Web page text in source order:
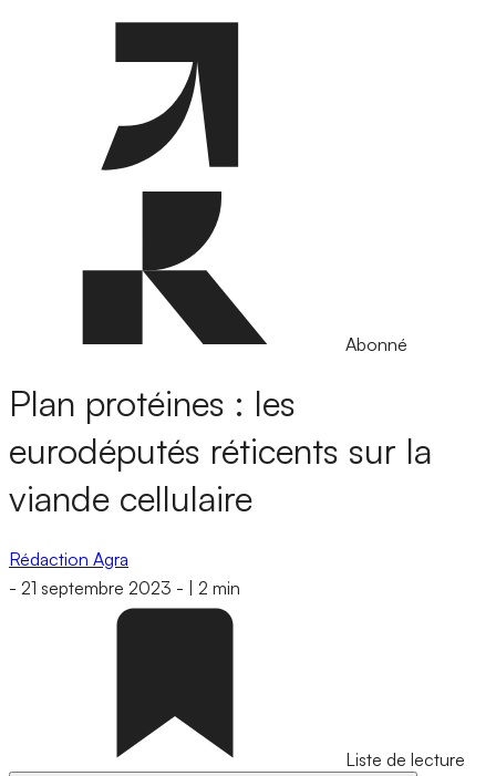
Abonné
Plan protéines : les
eurodéputés réticents sur la
viande cellulaire
Rédaction Agra
- 21 septembre 2023 - 2 min
Liste de lecture